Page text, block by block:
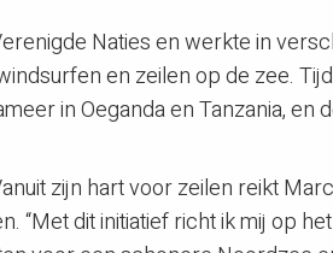
Naties en werkte in
en zeilen op de zee.
in Oeganda en Tanzania, en
zijn hart voor zeilen reikt
“Met dit initiatief richt ik mij op